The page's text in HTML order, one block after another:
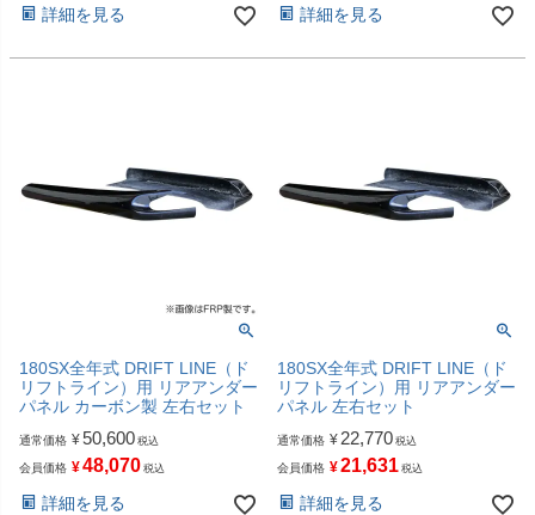
詳細を見る 詳細を見る
180SX全年式 DRIFT LINE（ド
リフトライン）用 リアアンダー
パネル カーボン製 左右セット
通常価格 ¥50,600 税込
会員価格 ¥48,070 税込
詳細を見る
180SX全年式 DRIFT LINE（ド
リフトライン）用 リアアンダー
パネル 左右セット
通常価格 ¥ 22,770 税込
会員価格 ¥21,631 税込
詳細を見る